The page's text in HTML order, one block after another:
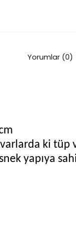
Yorumlar (0)
ki tüp
yapıya